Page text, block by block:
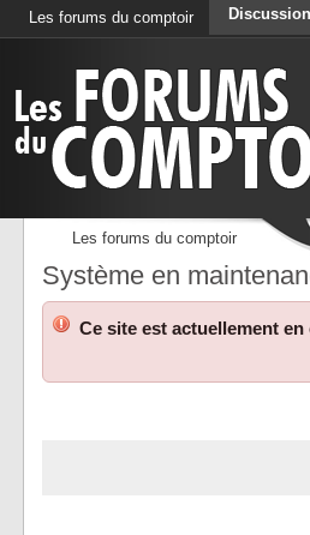
Les forums du comptoir
Les forums du comptoir
Système en
Ce site est actuellement